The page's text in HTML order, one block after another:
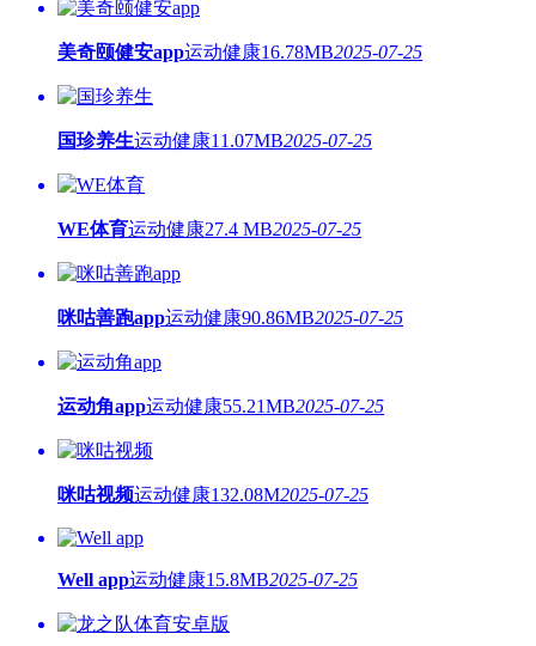
美奇颐健安app运动健康16.78MB2025-07-25
国珍养生运动健康11.07MB2025-07-25
WE体育运动健康27.4 MB2025-07-25
咪咕善跑app运动健康90.86MB2025-07-25
运动角app运动健康55.21MB2025-07-25
咪咕视频运动健康132.08M2025-07-25
Well app运动健康15.8MB2025-07-25